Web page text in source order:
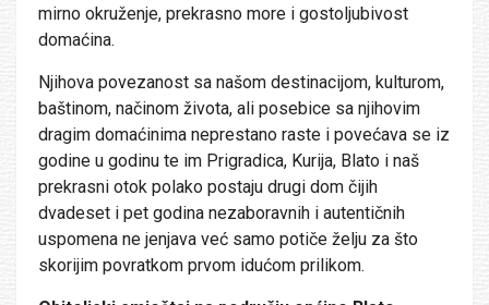
mirno okruženje, prekrasno more i gostoljubivost
domaćina.
Njihova povezanost sa našom destinacijom, kulturom,
baštinom, načinom života, ali posebice sa njihovim
dragim domaćinima neprestano raste i povećava se iz
godine u godinu te im Prigradica, Kurija, Blato i naš
prekrasni otok polako postaju drugi dom čijih
dvadeset i pet godina nezaboravnih i autentičnih
uspomena ne jenjava već samo potiče želju za što
skorijim povratkom prvom idućom prilikom.